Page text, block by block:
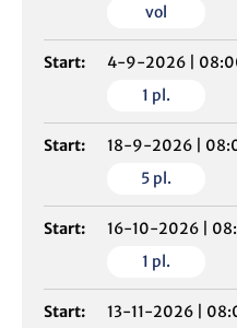
vol
Start: 4-9-2026
1 pl.
Start: 18-9-2026
5 pl.
Start: 16-10-2026
1 pl.
Start: 13-11-2026